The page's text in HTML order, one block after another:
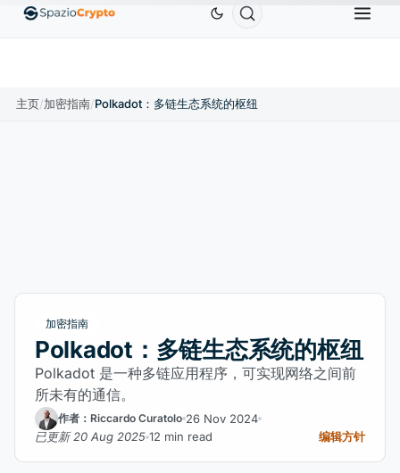
EthereumETHUS$1,880.58 Tether USDTUS$0.9991 BNB
主页/加密指南/Polkadot：多链生态系统的枢纽
加密指南
Polkadot：多链生态系统的枢纽
Polkadot 是一种多链应用程序，可实现网络之间前
所未有的通信。
作者：Riccardo Curatolo 26 Nov 2024
已更新 20 Aug 2025 12 min read 编辑方针